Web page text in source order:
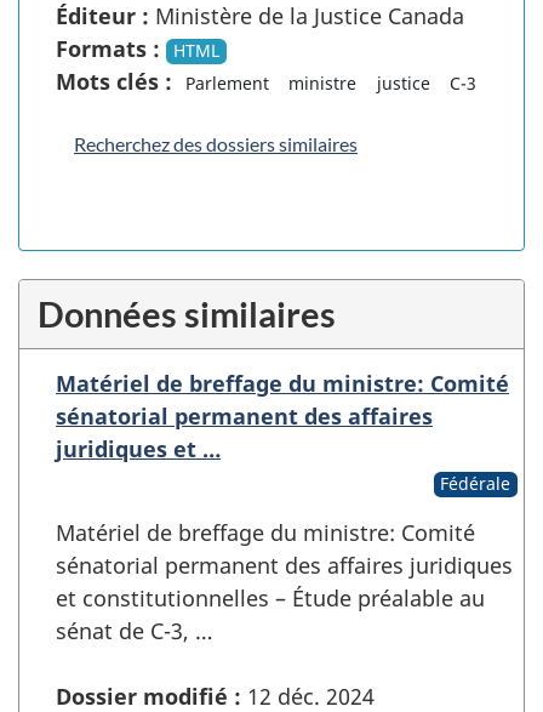
Éditeur : Ministère de la Justice Canada
Formats :
HTML
Mots clés : Parlement ministre justice C-3
Recherchez des dossiers similaires
Données similaires
Matériel de breffage du ministre: Comité
sénatorial permanent des affaires
juridiques et …
Fédérale
Matériel de breffage du ministre: Comité
sénatorial permanent des affaires juridiques
et constitutionnelles – Étude préalable au
sénat de C-3, …
Dossier modifié : 12 déc. 2024